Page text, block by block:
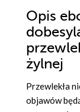
Opis
żylnej
Przewlekła
objawów